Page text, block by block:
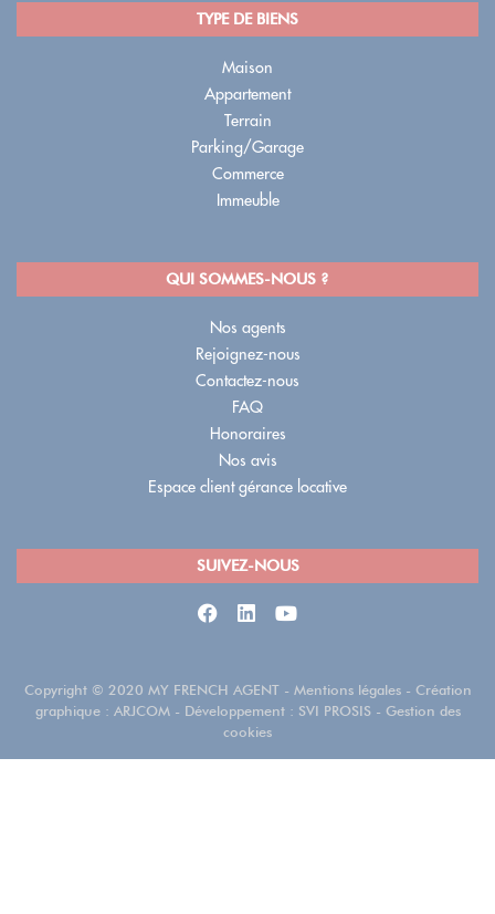
TYPE DE BIENS
Maison
Appartement
Terrain
Parking/Garage
Commerce
Immeuble
QUI SOMMES-NOUS ?
Nos agents
Rejoignez-nous
Contactez-nous
FAQ
Honoraires
Nos avis
Espace client gérance locative
SUIVEZ-NOUS
Copyright © 2020 MY FRENCH AGENT - Mentions légales - Création
graphique : ARJCOM - Développement : SVI PROSIS - Gestion des
cookies